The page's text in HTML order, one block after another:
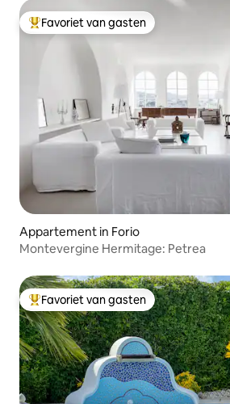
Topfavoriet van gasten
Favoriet van gasten
Appartement in Forio
Montevergine Hermitage: Petrea
Topfavoriet van gasten
Favoriet van gasten